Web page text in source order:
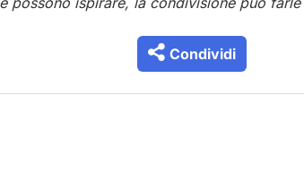
Condividi